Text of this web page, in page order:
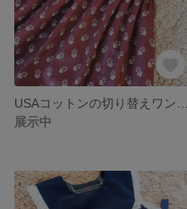
展示中